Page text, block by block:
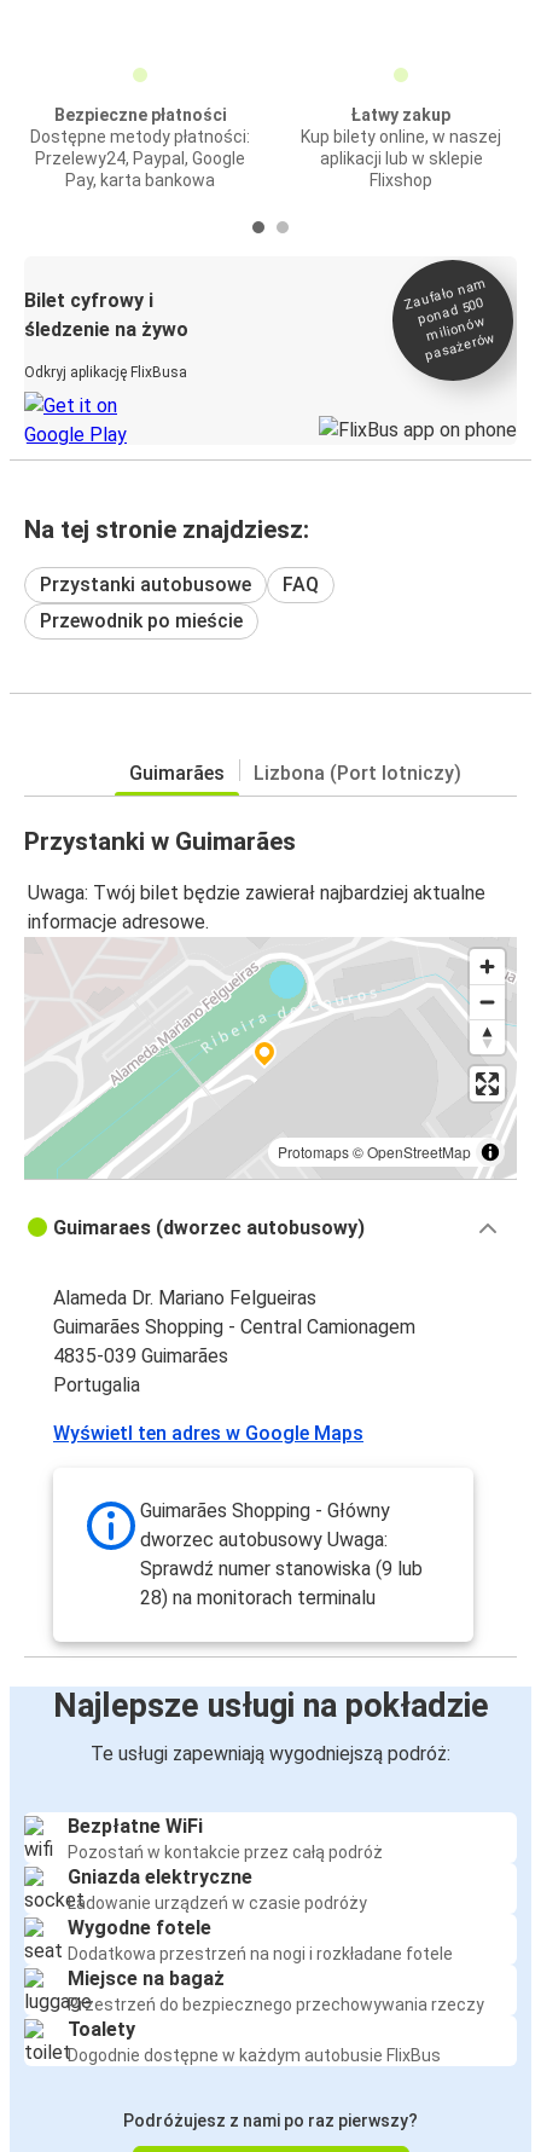
Bezpieczne płatności
Dostępne metody płatności:
Przelewy24, Paypal, Google
Pay, karta bankowa
Łatwy zakup
Kup bilety online, w naszej
aplikacji lub w sklepie
Flixshop
Bilet cyfrowy i
śledzenie na żywo
Odkryj aplikację FlixBusa
Zaufało na
m
ponad 500
milionó
w
pasażeró
w
Na tej stronie znajdziesz:
Przystanki autobusowe
FAQ
Przewodnik po mieście
Guimarães Lizbona (Port lotniczy)
Przystanki w Guimarães
Uwaga: Twój bilet będzie zawierał najbardziej aktualne
informacje adresowe.
Protomaps©OpenStreetMap
Guimaraes (dworzec autobusowy)
Alameda Dr. Mariano Felgueiras
Guimarães Shopping - Central Camionagem
4835-039 Guimarães
Portugalia
Wyświetl ten adres w Google Maps
Guimarães Shopping - Główny
dworzec autobusowy Uwaga:
Sprawdź numer stanowiska (9 lub
28) na monitorach terminalu
Najlepsze usługi na pokładzie
Te usługi zapewniają wygodniejszą podróż:
Bezpłatne WiFi
Pozostań w kontakcie przez całą podróż
Gniazda elektryczne
Ładowanie urządzeń w czasie podróży
Wygodne fotele
Dodatkowa przestrzeń na nogi i rozkładane fotele
Miejsce na bagaż
Przestrzeń do bezpiecznego przechowywania rzeczy
Toalety
Dogodnie dostępne w każdym autobusie FlixBus
Podróżujesz z nami po raz pierwszy?